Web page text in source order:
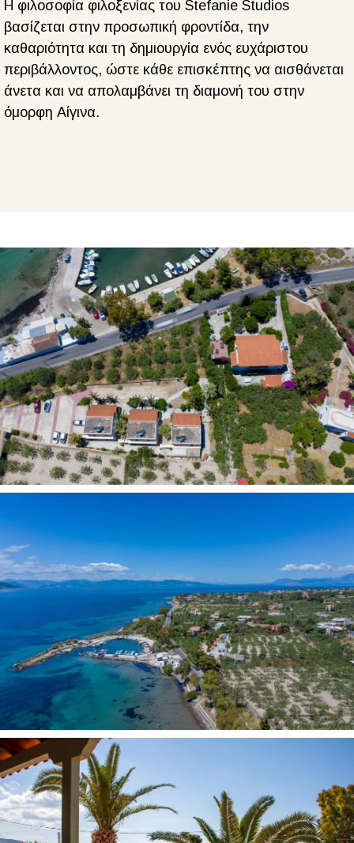
Η φιλοσοφία φιλοξενίας του Stefanie Studios
βασίζεται στην προσωπική φροντίδα, την
καθαριότητα και τη δημιουργία ενός ευχάριστου
περιβάλλοντος, ώστε κάθε επισκέπτης να αισθάνεται
άνετα και να απολαμβάνει τη διαμονή του στην
όμορφη Αίγινα.